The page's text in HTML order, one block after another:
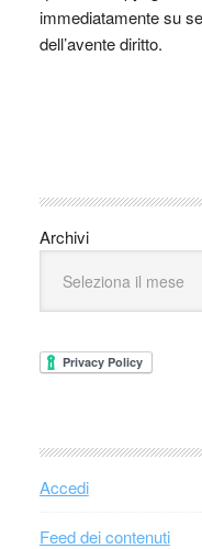
immediatamente su
dell’avente diritto.
Archivi
Accedi
Feed dei contenuti